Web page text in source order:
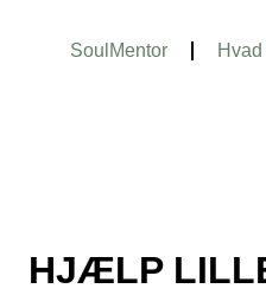
SoulMentor
HJÆLP